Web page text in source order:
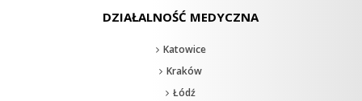
DZIAŁALNOŚĆ MEDYCZNA
Katowice
Kraków
Łódź